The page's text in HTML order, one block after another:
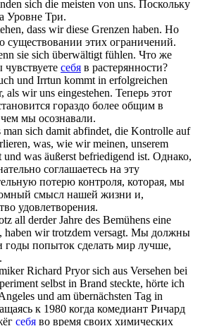
sich die meisten von uns. Поскольку
Уровне Три.
, dass wir diese Grenzen haben. Но
существовании этих ограничений.
sie sich überwältigt fühlen. Что же
себя в растерянности?
und Irrtun kommt in erfolgreichen
als wir uns eingestehen. Теперь этот
гораздо более общим в
мы осознавали.
man sich damit abfindet, die Kontrolle auf
was, wie wir meinen, unserem
was äußerst befriedigend ist. Однако,
соглашаетесь на эту
потерю контроля, которая, мы
смысл нашей жизни и,
удовлетворения.
all derder Jahre des Bemühens eine
haben wir trotzdem versagt. Мы должны
годы попыток сделать мир лучше,
Richard Pryorsich aus Versehen bei
selbst in Brand steckte, hörte ich
und am übernächsten Tag in
к 1980 когда комедиант Ричард
себя во время своих химических